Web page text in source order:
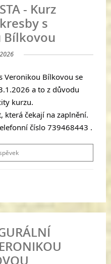
- Kurz
s
Bílkovou
Veronikou Bílkovou se
a to z důvodu
kurzu.
která čekají na zaplnění.
číslo 739468443 .